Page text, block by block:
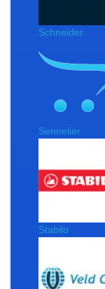
Schneider
Sennelier
Stabilo